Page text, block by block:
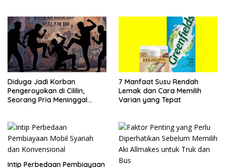
Diduga Jadi Korban
Pengeroyokan di Cililin,
Seorang Pria Meninggal
7 Manfaat Susu Rendah
Lemak dan Cara Memilih
Varian yang Tepat
Intip Perbedaan Pembiayaan